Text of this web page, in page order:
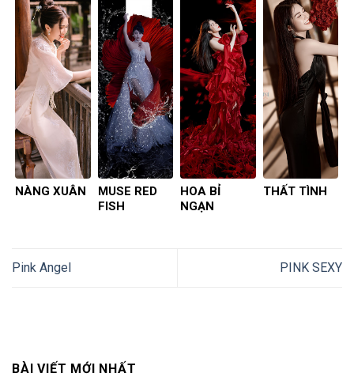
NÀNG XUÂN
MUSE RED
FISH
HOA BỈ
NGẠN
THẤT TÌNH
Pink Angel PINK SEXY
BÀI VIẾT MỚI NHẤT